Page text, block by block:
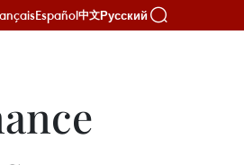
Español中文Русский